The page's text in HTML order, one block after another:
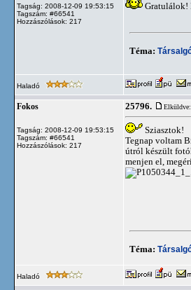
Tagság: 2008-12-09 19:53:15
Tagszám: #66541
Hozzászólások: 217
Gratulálok!
Téma:
Haladó
Fokos
Tagság: 2008-12-09 19:53:15
Tagszám: #66541
Hozzászólások: 217
25796.
Sziasztok!
Tegnap voltam
útról készült
menjen el,
Téma:
Haladó